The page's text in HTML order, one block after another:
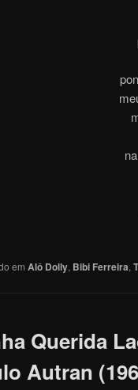
em Alô Dolly, Bibi Ferreira,
Querida
Autran